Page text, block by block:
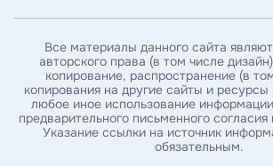
Все материалы данного сайта
авторского права (в том числе
копирование, распространение (в
копирования на другие сайты и
любое иное использование
предварительного письменного
Указание ссылки на источник
обязательным.
Введите номер амбулаторной карты
За какой год / годы вы хотите получить справку